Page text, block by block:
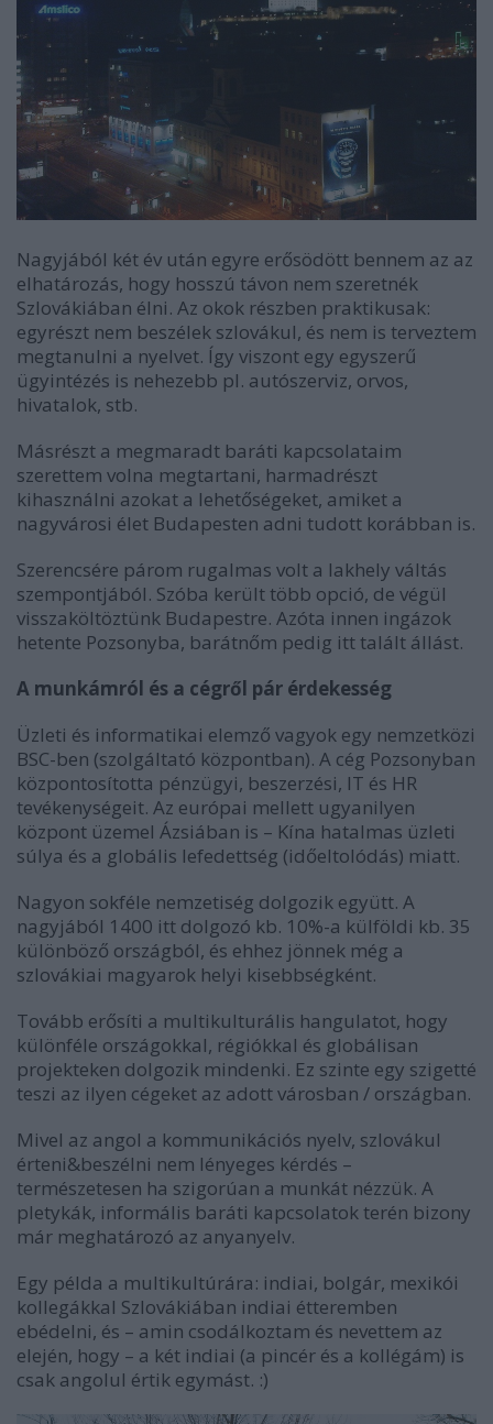
Nagyjából két év után egyre erősödött bennem az az
elhatározás, hogy hosszú távon nem szeretnék
Szlovákiában élni. Az okok részben praktikusak:
egyrészt nem beszélek szlovákul, és nem is terveztem
megtanulni a nyelvet. Így viszont egy egyszerű
ügyintézés is nehezebb pl. autószerviz, orvos,
hivatalok, stb.
Másrészt a megmaradt baráti kapcsolataim
szerettem volna megtartani, harmadrészt
kihasználni azokat a lehetőségeket, amiket a
nagyvárosi élet Budapesten adni tudott korábban is.
Szerencsére párom rugalmas volt a lakhely váltás
szempontjából. Szóba került több opció, de végül
visszaköltöztünk Budapestre. Azóta innen ingázok
hetente Pozsonyba, barátnőm pedig itt talált állást.
A munkámról és a cégről pár érdekesség
Üzleti és informatikai elemző vagyok egy nemzetközi
BSC-ben (szolgáltató központban). A cég Pozsonyban
központosította pénzügyi, beszerzési, IT és HR
tevékenységeit. Az európai mellett ugyanilyen
központ üzemel Ázsiában is – Kína hatalmas üzleti
súlya és a globális lefedettség (időeltolódás) miatt.
Nagyon sokféle nemzetiség dolgozik együtt. A
nagyjából 1400 itt dolgozó kb. 10%-a külföldi kb. 35
különböző országból, és ehhez jönnek még a
szlovákiai magyarok helyi kisebbségként.
Tovább erősíti a multikulturális hangulatot, hogy
különféle országokkal, régiókkal és globálisan
projekteken dolgozik mindenki. Ez szinte egy szigetté
teszi az ilyen cégeket az adott városban / országban.
Mivel az angol a kommunikációs nyelv, szlovákul
érteni&beszélni nem lényeges kérdés –
természetesen ha szigorúan a munkát nézzük. A
pletykák, informális baráti kapcsolatok terén bizony
már meghatározó az anyanyelv.
Egy példa a multikultúrára: indiai, bolgár, mexikói
kollegákkal Szlovákiában indiai étteremben
ebédelni, és – amin csodálkoztam és nevettem az
elején, hogy – a két indiai (a pincér és a kollégám) is
csak angolul értik egymást. :)